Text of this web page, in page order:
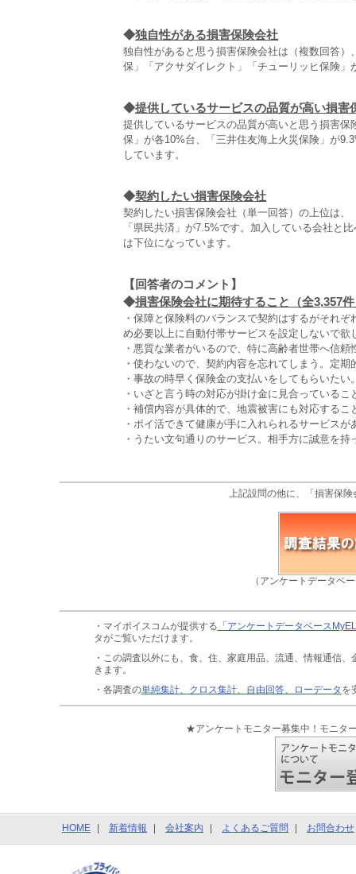
◆独自性がある損害保険会社
独自性があると思う損害保険会社は（複数回答
保」「アクサダイレクト」「チューリッヒ保険」
◆提供しているサービスの品質が高い損害
提供しているサービスの品質が高いと思う損害
保」が各10%台、「三井住友海上火災保険」が
しています。
◆契約したい損害保険会社
契約したい損害保険会社（単一回答）の上位は
「県民共済」が7.5%です。加入している会社と
は下位になっています。
【回答者のコメント】
◆損害保険会社に期待すること（全3,357
・保障と保険料のバランスで契約はするがそれ
め必要以上に自動付帯サービスを設定しないで欲
・悪質な業者がいるので、特に高齢者世帯へ信
・使わないので、契約内容を忘れてしまう。定
・事故の時早く保険金の支払いをしてもらいたい
・いざと言う時の対応が掛け金に見合っているこ
・補償内容が具体的で、地震被害にも対応するこ
・ポイ活できて健康が手に入れられるサービス
・うたい文句通りのサービス。相手方に誠意を
上記設問の他に、「損害保
（アンケートデータベ
・マイボイスコムが提供する 「アンケートデータベース
タがご覧いただけます。
・この調査以外にも、食、住、家庭用品、流通、情報通信、
きます。
・各調査の単純集計、クロス集計、自由回答、ローデータ を
★アンケートモニター募集中！モニタ
HOME 新着情報 会社案内 よくあるご質問 お問合わせ